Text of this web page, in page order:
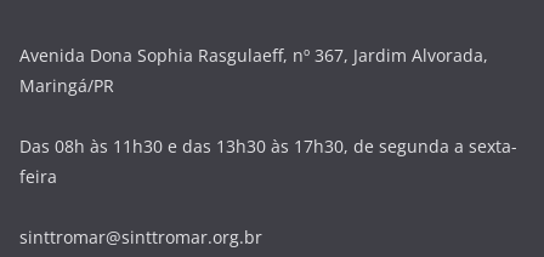
Avenida Dona Sophia Rasgulaeff, nº 367, Jardim Alvorada,
Maringá/PR
Das 08h às 11h30 e das 13h30 às 17h30, de segunda a sexta-
feira
sinttromar@sinttromar.org.br